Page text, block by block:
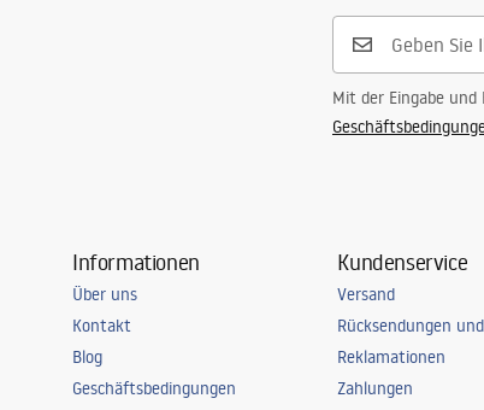
Mit der Eingabe
Informationen
Über uns
Kontakt
Blog
Geschäftsbedingungen
Kundenservice
Versand
Rücksendungen und
Reklamationen
Zahlungen